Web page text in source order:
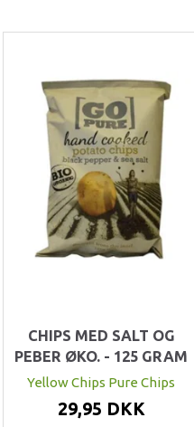
CHIPS MED SALT OG
PEBER ØKO. - 125 GRAM
Yellow Chips Pure Chips
29,95 DKK